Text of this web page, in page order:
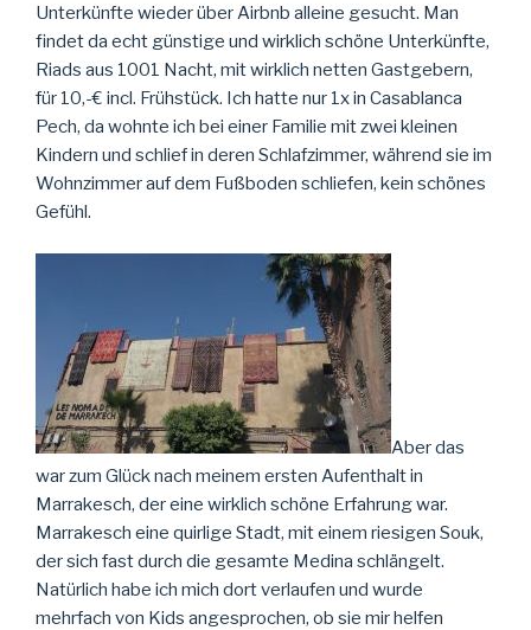
Unterkünfte wieder über Airbnb alleine gesucht. Man
findet da echt günstige und wirklich schöne Unterkünfte,
Riads aus 1001 Nacht, mit wirklich netten Gastgebern,
für 10,-€ incl. Frühstück. Ich hatte nur 1x in Casablanca
Pech, da wohnte ich bei einer Familie mit zwei kleinen
Kindern und schlief in deren Schlafzimmer, während sie im
Wohnzimmer auf dem Fußboden schliefen, kein schönes
Gefühl.
Aber das
war zum Glück nach meinem ersten Aufenthalt in
Marrakesch, der eine wirklich schöne Erfahrung war.
Marrakesch eine quirlige Stadt, mit einem riesigen Souk,
der sich fast durch die gesamte Medina schlängelt.
Natürlich habe ich mich dort verlaufen und wurde
mehrfach von Kids angesprochen, ob sie mir helfen